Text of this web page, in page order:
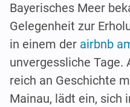
Bayerisches Meer
Gelegenheit zur
in einem der airbnb
unvergessliche Tage.
reich an Geschichte
Mainau, lädt ein, sich